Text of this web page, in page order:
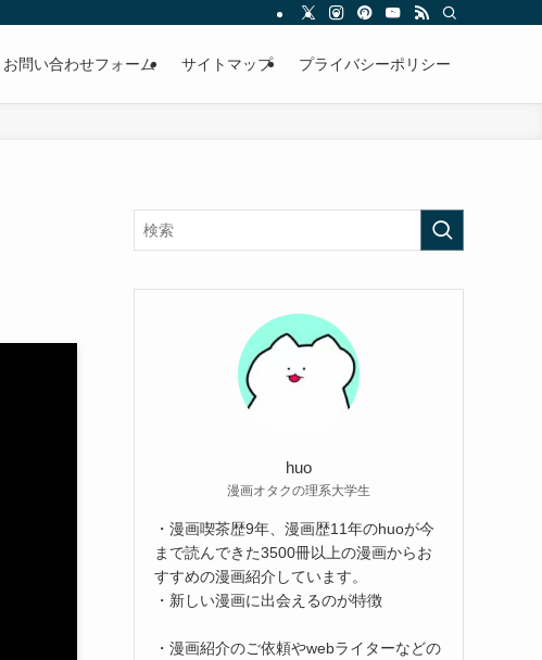
お問い合わせフォーム サイトマップ プライバシーポリシー
huo
漫画オタクの理系大学生
・漫画喫茶歴9年、漫画歴11年のhuoが今
まで読んできた3500冊以上の漫画からお
すすめの漫画紹介しています。
・新しい漫画に出会えるのが特徴
・漫画紹介のご依頼やwebライターなどの